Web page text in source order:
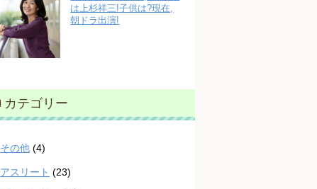
は上杉祥三!子供は?現在,
朝ドラ出演!
カテゴリー
その他 (4)
アスリート (23)